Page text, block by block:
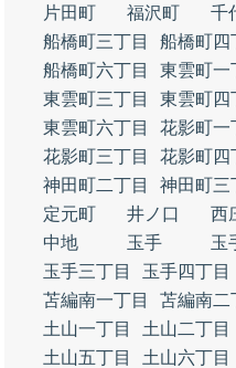
片田町
福沢町 千
船橋町三丁目
船橋町四
船橋町六丁目
東雲町一
東雲町三丁目
東雲町四
東雲町六丁目
花影町一
花影町三丁目
花影町四
神田町二丁目
神田町三
定元町
井ノ口 西
中地
玉手 玉
玉手三丁目
玉手四丁目
苫編南一丁目
苫編南二
土山一丁目
土山二丁目
土山五丁目
土山六丁目